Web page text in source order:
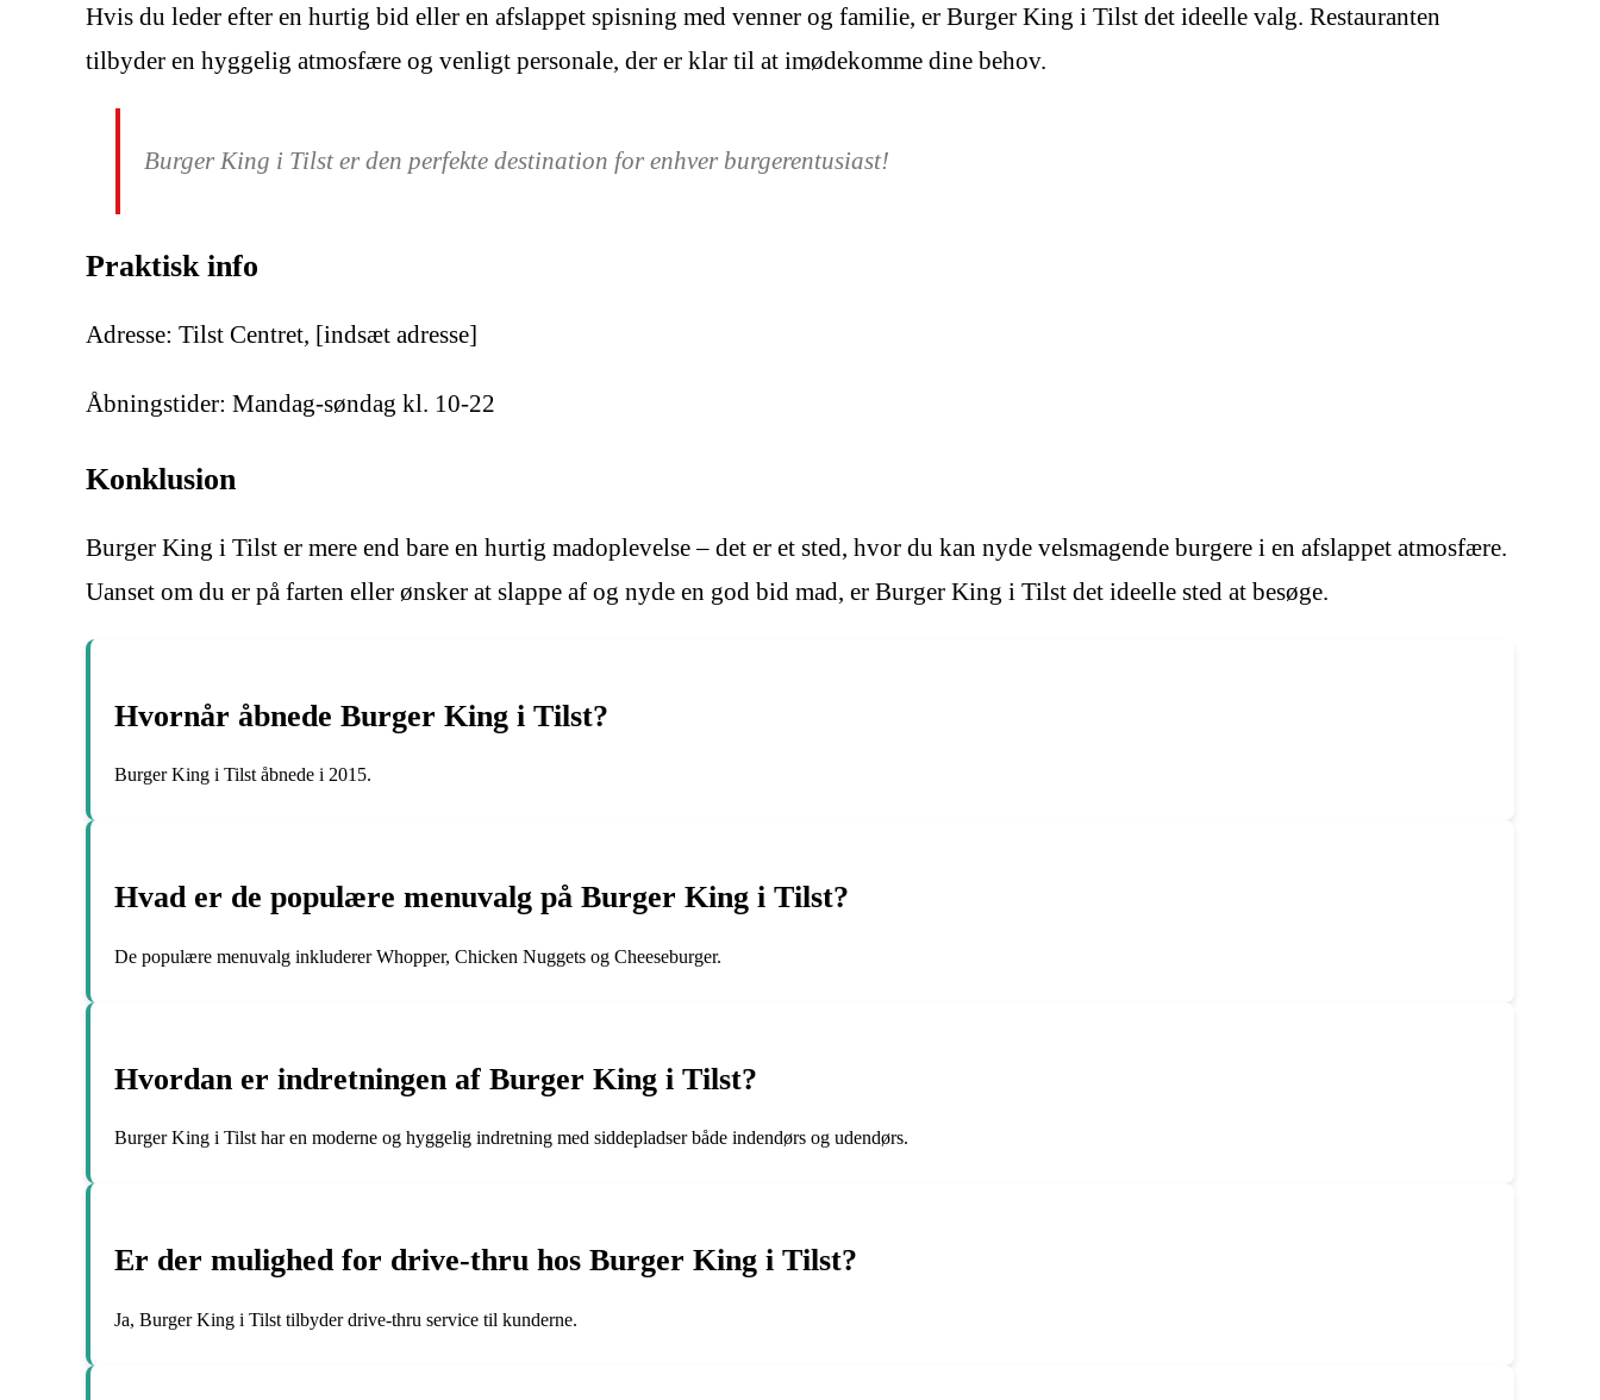
Hvis du leder efter en hurtig bid eller en afslappet spisning med venner og familie, er Burger King i Tilst det ideelle valg. Restauranten
tilbyder en hyggelig atmosfære og venligt personale, der er klar til at imødekomme dine behov.
Burger King i Tilst er den perfekte destination for enhver burgerentusiast!
Praktisk info
Adresse: Tilst Centret, [indsæt adresse]
Åbningstider: Mandag-søndag kl. 10-22
Konklusion
Burger King i Tilst er mere end bare en hurtig madoplevelse – det er et sted, hvor du kan nyde velsmagende burgere i en afslappet atmosfære.
Uanset om du er på farten eller ønsker at slappe af og nyde en god bid mad, er Burger King i Tilst det ideelle sted at besøge.
Hvornår åbnede Burger King i Tilst?
Burger King i Tilst åbnede i 2015.
Hvad er de populære menuvalg på Burger King i Tilst?
De populære menuvalg inkluderer Whopper, Chicken Nuggets og Cheeseburger.
Hvordan er indretningen af Burger King i Tilst?
Burger King i Tilst har en moderne og hyggelig indretning med siddepladser både indendørs og udendørs.
Er der mulighed for drive-thru hos Burger King i Tilst?
Ja, Burger King i Tilst tilbyder drive-thru service til kunderne.